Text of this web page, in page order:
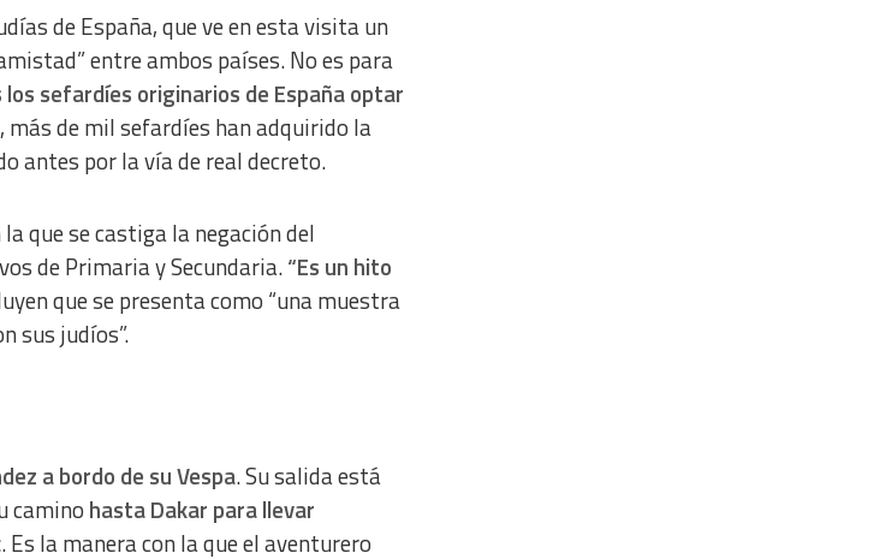
de España, que ve en esta visita un
entre ambos países. No es para
sefardíes originarios de España optar
más de mil sefardíes han adquirido la
antes por la vía de real decreto.
que se castiga la negación del
de Primaria y Secundaria.“Es un hito
que se presenta como “una muestra
sus judíos”.
a bordo de su Vespa. Su salida está
camino hasta Dakar para llevar
. Es la manera con la que el aventurero